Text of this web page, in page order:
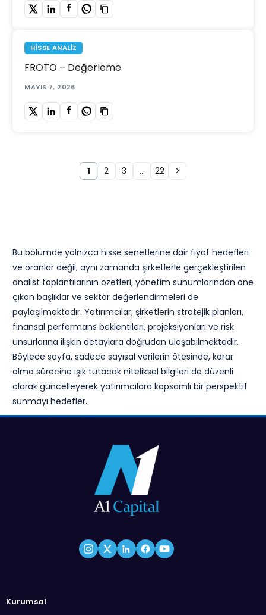
HISSE ANALIZ
FROTO – Değerleme
MAYIS 7, 2026
1 2 3 … 22
Bu bölümde yalnızca hisse senetlerine dair fiyat hedefleri
ve oranlar değil, aynı zamanda şirketlerle gerçekleştirilen
analist toplantılarının özetleri, yönetim sunumlarından öne
çıkan başlıklar ve sektör değerlendirmeleri de
paylaşılmaktadır. Yatırımcılar; şirketlerin stratejik planları,
finansal performans beklentileri, projeksiyonları ve risk
unsurlarına ilişkin detaylara doğrudan ulaşabilmektedir.
Böylece sayfa, sadece sayısal verilerin ötesinde, karar
alma sürecine ışık tutacak niteliksel bilgileri de düzenli
olarak güncelleyerek yatırımcılara kapsamlı bir perspektif
sunmayı hedefler.
Kurumsal